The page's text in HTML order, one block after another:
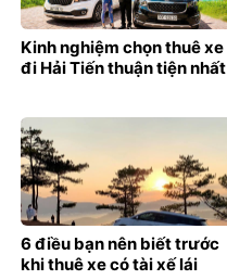
Kinh nghiệm chọn thuê xe
đi Hải Tiến thuận tiện nhất
6 điều bạn nên biết trước
khi thuê xe có tài xế lái